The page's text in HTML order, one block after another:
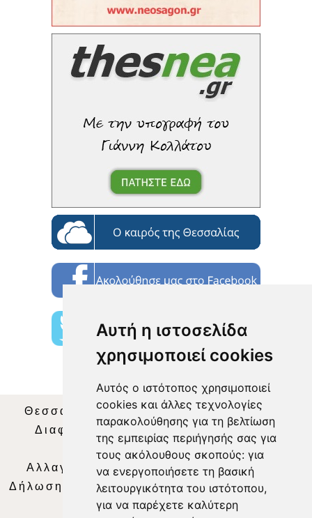
Αυτή η ιστοσελίδα
χρησιμοποιεί cookies
Αυτός ο ιστότοπος χρησιμοποιεί
cookies και άλλες τεχνολογίες
παρακολούθησης για τη βελτίωση
της εμπειρίας περιήγησής σας για
τους ακόλουθους σκοπούς: για
να ενεργοποιήσετε τη βασική
λειτουργικότητα του ιστότοπου,
για να παρέχετε καλύτερη
Θεσσαλία Τηλεόραση|SNG Services
Διαφήμιση | Όροι Χρήσης |Δήλωση
Απορρήτου |
Περιεχόμενο
Αλλαγή Προτιμήσεων για τα Cookies
Δήλωση συμμόρφωσης με τη σύσταση (ΕΕ)
2018/334|Ταυτότητα